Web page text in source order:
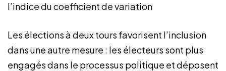
l’indice du coefficient de variation
Les élections à deux tours favorisent l’inclusion
dans une autre mesure : les électeurs sont plus
engagés dans le processus politique et déposent